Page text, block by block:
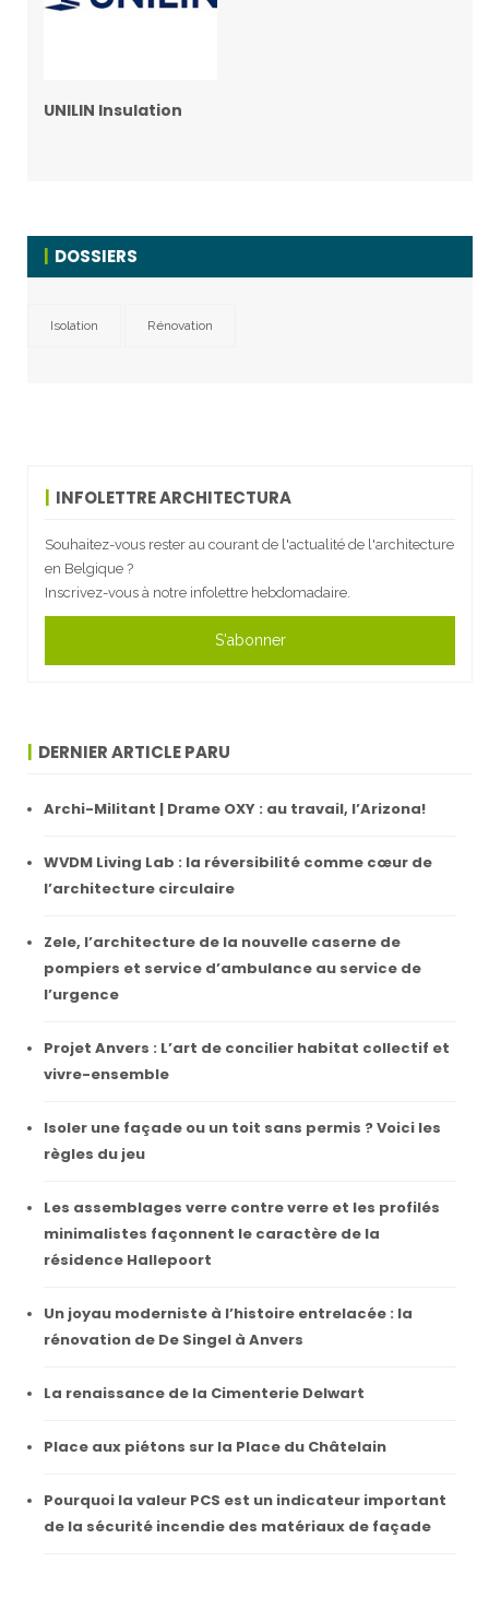
UNILIN Insulation
DOSSIERS
Isolation Rénovation
INFOLETTRE ARCHITECTURA
Souhaitez-vous rester au courant de l'actualité de l'architecture
en Belgique ?
Inscrivez-vous à notre infolettre hebdomadaire.
S'abonner
DERNIER ARTICLE PARU
Archi-Militant | Drame OXY : au travail, l’Arizona!
WVDM Living Lab : la réversibilité comme cœur de
l’architecture circulaire
Zele, l’architecture de la nouvelle caserne de
pompiers et service d’ambulance au service de
l’urgence
Projet Anvers : L’art de concilier habitat collectif et
vivre-ensemble
Isoler une façade ou un toit sans permis ? Voici les
règles du jeu
Les assemblages verre contre verre et les profilés
minimalistes façonnent le caractère de la
résidence Hallepoort
Un joyau moderniste à l’histoire entrelacée : la
rénovation de De Singel à Anvers
La renaissance de la Cimenterie Delwart
Place aux piétons sur la Place du Châtelain
Pourquoi la valeur PCS est un indicateur important
de la sécurité incendie des matériaux de façade